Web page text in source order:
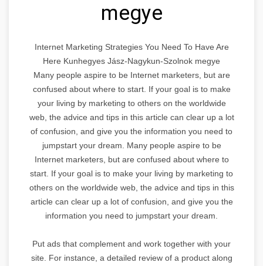
megye
Internet Marketing Strategies You Need To Have Are
Here Kunhegyes Jász-Nagykun-Szolnok megye
Many people aspire to be Internet marketers, but are
confused about where to start. If your goal is to make
your living by marketing to others on the worldwide
web, the advice and tips in this article can clear up a lot
of confusion, and give you the information you need to
jumpstart your dream. Many people aspire to be
Internet marketers, but are confused about where to
start. If your goal is to make your living by marketing to
others on the worldwide web, the advice and tips in this
article can clear up a lot of confusion, and give you the
information you need to jumpstart your dream.
Put ads that complement and work together with your
site. For instance, a detailed review of a product along